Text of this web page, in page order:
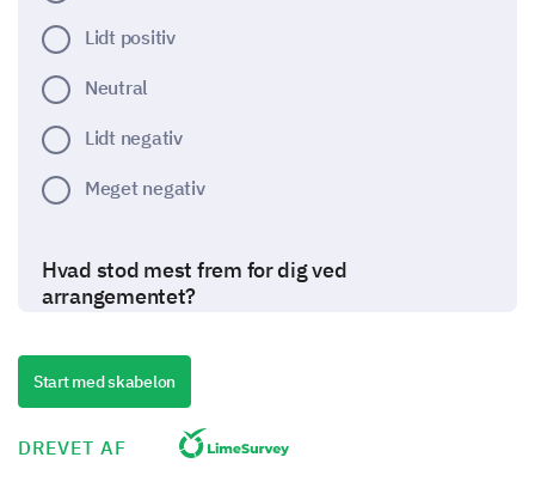
Lidt positiv
Neutral
Lidt negativ
Meget negativ
Hvad stod mest frem for dig ved
arrangementet?
Arrangementets Indhold og Flow
Lad os diskutere indholdet, strukturen og
Start med skabelon
DREVET AF